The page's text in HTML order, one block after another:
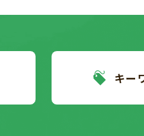
キー